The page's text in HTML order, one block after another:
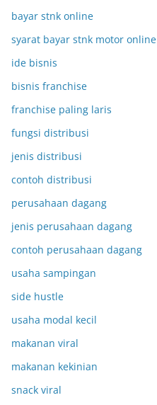
bayar stnk online
syarat bayar stnk motor online
ide bisnis
bisnis franchise
franchise paling laris
fungsi distribusi
jenis distribusi
contoh distribusi
perusahaan dagang
jenis perusahaan dagang
contoh perusahaan dagang
usaha sampingan
side hustle
usaha modal kecil
makanan viral
makanan kekinian
snack viral